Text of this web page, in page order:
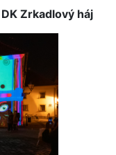
Zrkadlový háj